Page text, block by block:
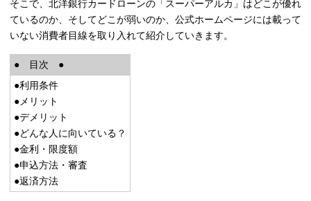
そこで、北洋銀行カードローンの「スーパーアルカ」はどこが優れ
ているのか、そしてどこが弱いのか、公式ホームページには載って
いない消費者目線を取り入れて紹介していきます。
● 目次 ●
●利用条件
●メリット
●デメリット
●どんな人に向いている？
●金利・限度額
●申込方法・審査
●返済方法